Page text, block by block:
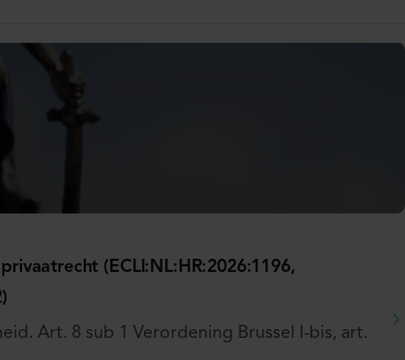
(ECLI:NL:HR:2026:1196,
Art. 8 sub 1 Verordening Brussel I-bis, art.